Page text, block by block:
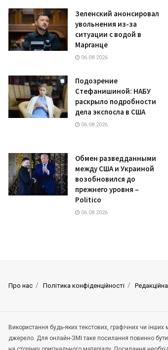
Зеленский анонсировал
увольнения из-за
ситуации с водой в
Марганце
06.08.2026
Подозрение
Стефанишиной: НАБУ
раскрыло подробности
дела экспосла в США
06.08.2026
Обмен разведданными
между США и Украиной
возобновился до
прежнего уровня –
Politico
06.08.2026
Про нас Політика конфіденційності
Використання будь-яких текстових, графічних чи
джерело. Для онлайн-ЗМІ таке посилання повинно